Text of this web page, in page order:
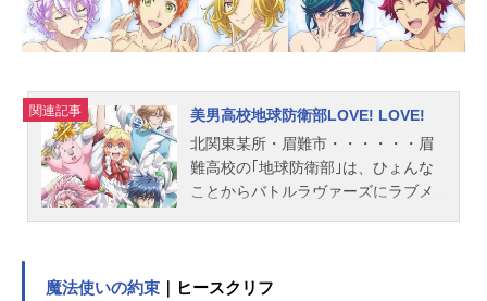
（少年エース連載／角川コミック
ス・エース刊）シリーズ構成：倉田
ン・総作画監督：滝山真哲サブキャ
ラクターデザイン：石原満プロップ
デザイン：松村拓哉美術監督：木下
了香美術設定：...
関連記事
美男高校地球防衛部LOVE! LOVE!
北関東某所・眉難市・・・・・・眉
難高校の｢地球防衛部｣は、ひょんな
ことからバトルラヴァーズにラブメ
る番組のせいで征服部と戦わされて
魔法使いの約束 ｜ヒースクリフ